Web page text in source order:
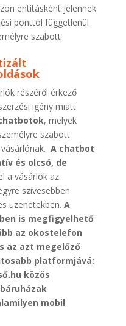
entitásként jelennek
ponttól függetlenül
szabott
részéről érkező
igény miatt
, melyek
szabott
A chatbot
és olcsó, de
a vásárlók az
szívesebben
üzenetekben. A
is megfigyelhető
az okostelefon
az azt megelőző
platformjává:
közös
mobil